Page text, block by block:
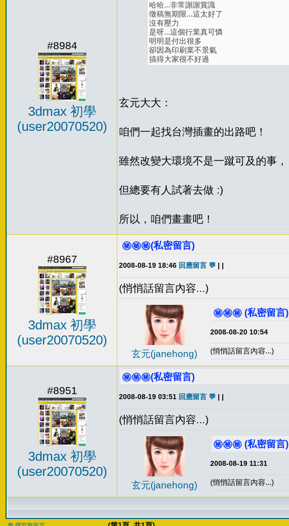
#8984
3dmax 初學
(user20070520)
哈哈...非常謝謝賞識
徵稿無期限...這太好了
沒有壓力
是呀...這個行業真可憐
明明是付出很多
卻因為印刷業不景氣
搞得大家很不好過
玄元大大：
咱們一起找台灣插畫的出路吧！
雖然改變大環境不是一蹴可及的事，
但總要有人試著去做 :)
所以，咱們畫畫吧！
#8967
3dmax 初學
(user20070520)
㊙️㊙️㊙️(私密留言)
2008-08-19 18:46 回應留言 💬 | |
(悄悄話留言內容...)
玄元(janehong)
㊙️㊙️㊙️ (私密留言)
2008-08-20 10:54
(悄悄話留言內容...)
#8951
3dmax 初學
(user20070520)
㊙️㊙️㊙️(私密留言)
2008-08-19 03:51 回應留言 💬 | |
(悄悄話留言內容...)
玄元(janehong)
㊙️㊙️㊙️ (私密留言)
2008-08-19 11:31
(悄悄話留言內容...)